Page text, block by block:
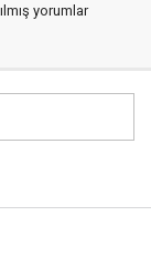
yorumlar